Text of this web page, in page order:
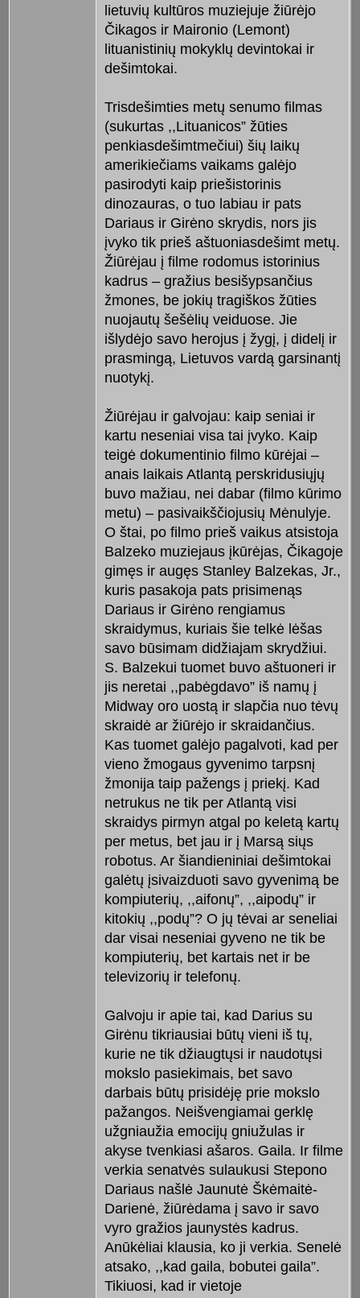
lietuvių kultūros muziejuje žiūrėjo
Čikagos ir Maironio (Lemont)
lituanistinių mokyklų devintokai ir
dešimtokai.
Trisdešimties metų senumo filmas
(sukurtas ,,Lituanicos” žūties
penkiasdešimtmečiui) šių laikų
amerikiečiams vaikams galėjo
pasirodyti kaip priešistorinis
dinozauras, o tuo labiau ir pats
Dariaus ir Girėno skrydis, nors jis
įvyko tik prieš aštuoniasdešimt metų.
Žiūrėjau į filme rodomus istorinius
kadrus – gražius besišypsančius
žmones, be jokių tragiškos žūties
nuojautų šešėlių veiduose. Jie
išlydėjo savo herojus į žygį, į didelį ir
prasmingą, Lietuvos vardą garsinantį
nuotykį.
Žiūrėjau ir galvojau: kaip seniai ir
kartu neseniai visa tai įvyko. Kaip
teigė dokumentinio filmo kūrėjai –
anais laikais Atlantą perskridusiųjų
buvo mažiau, nei dabar (filmo kūrimo
metu) – pasivaikščiojusių Mėnulyje.
O štai, po filmo prieš vaikus atsistoja
Balzeko muziejaus įkūrėjas, Čikagoje
gimęs ir augęs Stanley Balzekas, Jr.,
kuris pasakoja pats prisimenąs
Dariaus ir Girėno rengiamus
skraidymus, kuriais šie telkė lėšas
savo būsimam didžiajam skrydžiui.
S. Balzekui tuomet buvo aštuoneri ir
jis neretai ,,pabėgdavo” iš namų į
Midway oro uostą ir slapčia nuo tėvų
skraidė ar žiūrėjo ir skraidančius.
Kas tuomet galėjo pagalvoti, kad per
vieno žmogaus gyvenimo tarpsnį
žmonija taip pažengs į priekį. Kad
netrukus ne tik per Atlantą visi
skraidys pirmyn atgal po keletą kartų
per metus, bet jau ir į Marsą siųs
robotus. Ar šiandieniniai dešimtokai
galėtų įsivaizduoti savo gyvenimą be
kompiuterių, ,,aifonų”, ,,aipodų” ir
kitokių ,,podų”? O jų tėvai ar seneliai
dar visai neseniai gyveno ne tik be
kompiuterių, bet kartais net ir be
televizorių ir telefonų.
Galvoju ir apie tai, kad Darius su
Girėnu tikriausiai būtų vieni iš tų,
kurie ne tik džiaugtųsi ir naudotųsi
mokslo pasiekimais, bet savo
darbais būtų prisidėję prie mokslo
pažangos. Neišvengiamai gerklę
užgniaužia emocijų gniužulas ir
akyse tvenkiasi ašaros. Gaila. Ir filme
verkia senatvės sulaukusi Stepono
Dariaus našlė Jaunutė Škėmaitė-
Darienė, žiūrėdama į savo ir savo
vyro gražios jaunystės kadrus.
Anūkėliai klausia, ko ji verkia. Senelė
atsako, ,,kad gaila, bobutei gaila”.
Tikiuosi, kad ir vietoje